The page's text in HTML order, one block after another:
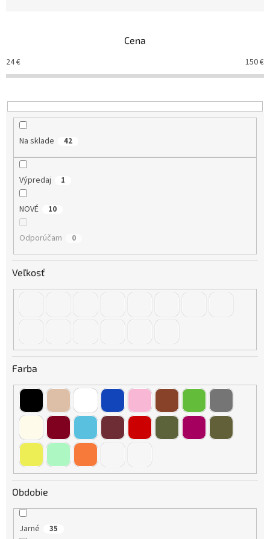
r
o
u
k
Cena
24€ 150€
Na sklade 42
Výpredaj 1
NOVÉ 10
Odporúčam 0
Veľkosť
Farba
Obdobie
Jarné 35